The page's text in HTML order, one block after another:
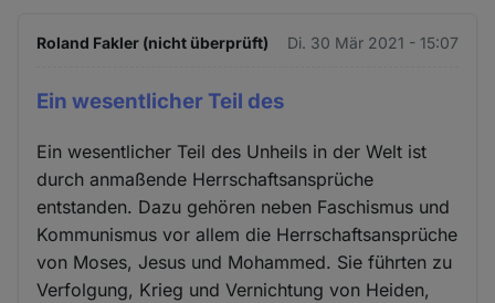
Roland Fakler (nicht überprüft) Di. 30 Mär 2021 - 15:07
Ein wesentlicher Teil des
Ein wesentlicher Teil des Unheils in der Welt ist
durch anmaßende Herrschaftsansprüche
entstanden. Dazu gehören neben Faschismus und
Kommunismus vor allem die Herrschaftsansprüche
von Moses, Jesus und Mohammed. Sie führten zu
Verfolgung, Krieg und Vernichtung von Heiden,